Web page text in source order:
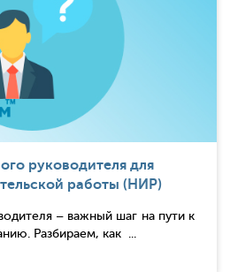
руководителя для
работы (НИР)
– важный шаг на пути к
Разбираем, как ...